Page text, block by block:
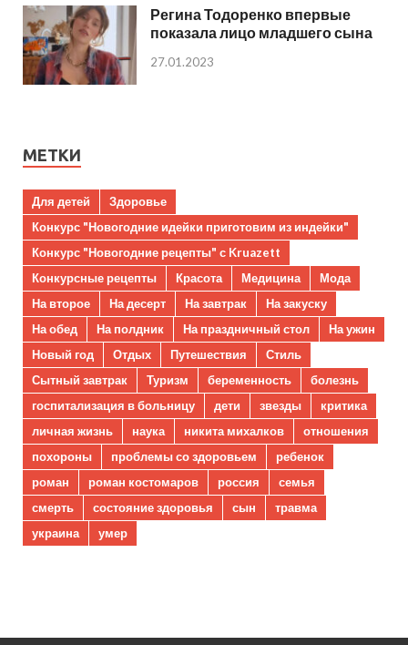
Регина Тодоренко впервые
показала лицо младшего сына
27.01.2023
МЕТКИ
Для детей
Здоровье
Конкурс "Новогодние идейки приготовим из индейки"
Конкурс "Новогодние рецепты" с Kruazett
Конкурсные рецепты
Красота Медицина
Мода
На второе
На десерт На завтрак
На закуску
На обед
На полдник На праздничный стол
На ужин
Новый год
Отдых Путешествия
Стиль
Сытный завтрак
Туризм беременность
болезнь
госпитализация в больницу
дети звезды
критика
личная жизнь
наука никита михалков
отношения
похороны
проблемы со здоровьем
ребенок
роман
роман костомаров россия
семья
смерть
состояние здоровья сын
травма
украина
умер